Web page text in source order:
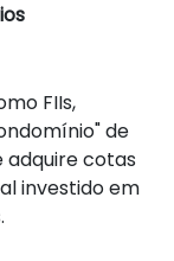
FIIs,
de
cotas
investido em